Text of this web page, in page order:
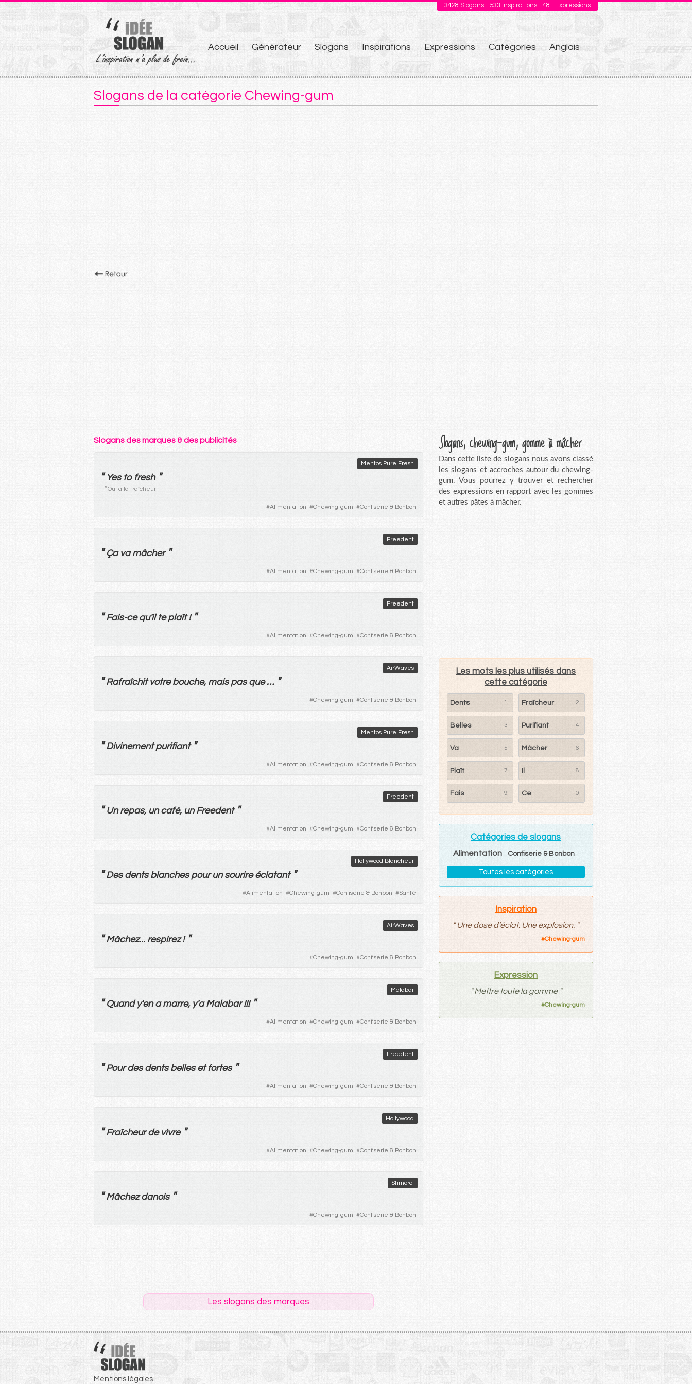
3428 Slogans - 533 Inspirations - 481 Expressions
Aller
au
contenu
Accueil Générateur Slogans Inspirations Expressions Catégories Anglais
Slogans de la catégorie Chewing-gum
Slogans des marques & des publicités
Mentos Pure Fresh
"Yes to fresh "
*Oui à la fraîcheur
#Alimentation #Chewing-gum #Confiserie & Bonbon
Freedent
" Ça va mâcher "
#Alimentation #Chewing-gum #Confiserie & Bonbon
Freedent
" Fais-cequ'il te plaît! "
#Alimentation #Chewing-gum #Confiserie & Bonbon
AirWaves
" Rafraîchit votre bouche, mais pas que… "
#Chewing-gum #Confiserie & Bonbon
Mentos Pure Fresh
" Divinement purifiant "
#Alimentation #Chewing-gum #Confiserie & Bonbon
Freedent
" Un repas, un café, unFreedent "
#Alimentation #Chewing-gum #Confiserie & Bonbon
Hollywood Blancheur
" Des dents blanches pour un sourire éclatant "
#Alimentation #Chewing-gum #Confiserie & Bonbon #Santé
AirWaves
"Mâchez... respirez ! "
#Chewing-gum #Confiserie & Bonbon
Malabar
" Quand y'en a marre, y'aMalabar !!! "
#Alimentation #Chewing-gum #Confiserie & Bonbon
Freedent
" Pour des dents belles et fortes "
#Alimentation #Chewing-gum #Confiserie & Bonbon
Hollywood
" Fraîcheur de vivre "
#Alimentation #Chewing-gum #Confiserie & Bonbon
Stimorol
" Mâchez danois "
#Chewing-gum #Confiserie & Bonbon
Les slogans des marques
Slogans, chewing-gum, gomme à mâcher
Dans cette liste de slogans nous avons classé
les slogans et accroches autour du chewing-
gum. Vous pourrez y trouver et rechercher
des expressions en rapport avec les gommes
et autres pâtes à mâcher.
Les mots les plus utilisés dans
cette catégorie
Dents 1 Fraîcheur 2
Belles 3 Purifiant 4
Va 5 Mâcher 6
Plaît 7 Il 8
Fais 9 Ce 10
Catégories de slogans
Alimentation Confiserie & Bonbon
Toutes les catégories
Inspiration
" Une dose d’éclat. Une explosion. "
#Chewing-gum
Expression
" Mettre toute la gomme "
#Chewing-gum
Mentions légales